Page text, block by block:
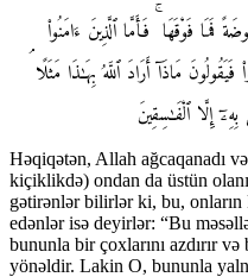
فَوْقَهَا ۚ فَأَمَّا ٱلَّذِينَ ءَامَنُوا۟
مَاذَآ أَرَادَ ٱللَّهُ بِهَـٰذَا مَثَلًا
إِلَّا ٱلْفَـٰسِقِينَ
Həqiqətən, Allah ağcaqanadı
kiçiklikdə) ondan da üstün
gətirənlər bilirlər ki, bu,
edənlər isə deyirlər: “Bu
bununla bir çoxlarını azdırır
yönəldir. Lakin O, bununla